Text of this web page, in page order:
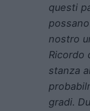
questi
nostro
Ricordo
stanza
gradi.